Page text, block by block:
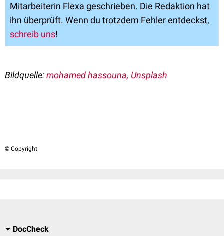
Mitarbeiterin Flexa geschrieben. Die Redaktion hat
ihn überprüft. Wenn du trotzdem Fehler entdeckst,
schreib uns!
Bildquelle:mohamed hassouna, Unsplash
© Copyright
DocCheck